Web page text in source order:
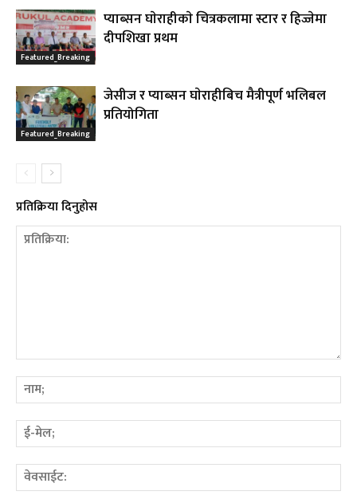
Featured_Breaking
प्याब्सन घाेराहीकाे चित्रकलामा स्टार र हिज्जेमा
दीपशिखा प्रथम
Featured_Breaking
जेसीज र प्याब्सन घाेराहीबिच मैत्रीपूर्ण भलिबल
प्रतियोगिता
प्रतिक्रिया दिनुहोस